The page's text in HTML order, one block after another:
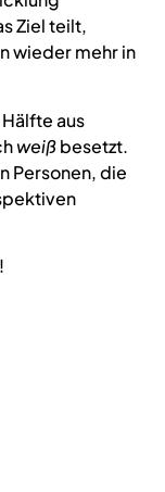
Ziel teilt,
wieder mehr in
aus
weißbesetzt.
Personen, die